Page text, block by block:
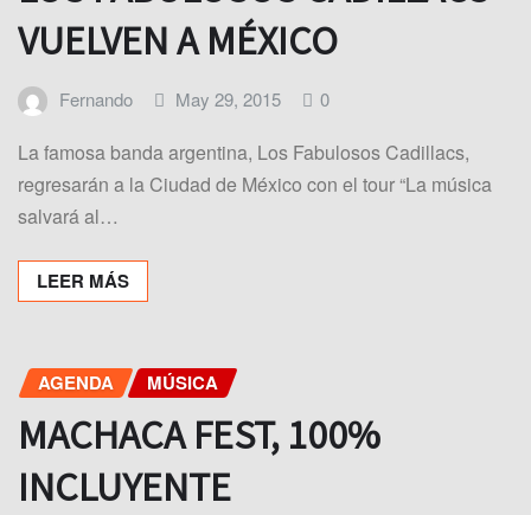
VUELVEN A MÉXICO
Fernando May 29, 2015 0
La famosa banda argentina, Los Fabulosos Cadillacs,
regresarán a la Ciudad de México con el tour “La música
salvará al…
LEER MÁS
AGENDA MÚSICA
MACHACA FEST, 100%
INCLUYENTE